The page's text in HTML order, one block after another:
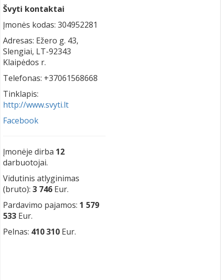
Švyti kontaktai
Įmonės kodas: 304952281
Adresas: Ežero g. 43,
Slengiai, LT-92343
Klaipėdos r.
Telefonas: +37061568668
Tinklapis:
http://www.svyti.lt
Facebook
Įmonėje dirba 12
darbuotojai.
Vidutinis atlyginimas
(bruto): 3 746 Eur.
Pardavimo pajamos: 1 579
533 Eur.
Pelnas: 410 310 Eur.